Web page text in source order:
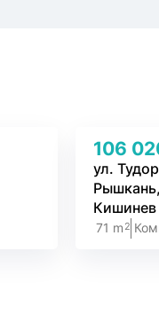
106
ул.
Кишинев
71 m 2